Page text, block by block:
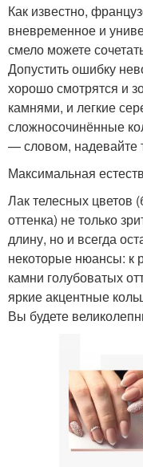
Как известно,
вневременное и
смело можете
Допустить ошибку
хорошо смотрятся и
камнями, и легкие
сложносочинённые
— словом, надевайте
Максимальная
Лак телесных цветов
оттенка) не только
длину, но и всегда
некоторые нюансы: к
камни голубоватых
яркие акцентные
Вы будете